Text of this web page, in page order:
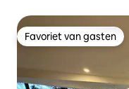
Favoriet van gasten
Favoriet van gasten